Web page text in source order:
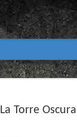
La Torre